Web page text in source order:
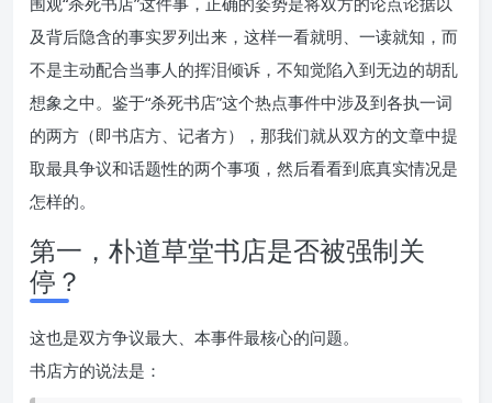
及背后隐含的事实罗列出来，这样一看就明、一读就知，而
不是主动配合当事人的挥泪倾诉，不知觉陷入到无边的胡乱
想象之中。鉴于“杀死书店”这个热点事件中涉及到各执一词
的两方（即书店方、记者方），那我们就从双方的文章中提
取最具争议和话题性的两个事项，然后看看到底真实情况是
怎样的。
第一，朴道草堂书店是否被强制关
停？
这也是双方争议最大、本事件最核心的问题。
书店方的说法是：